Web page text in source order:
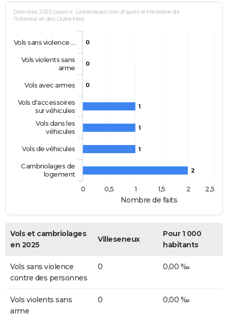
Nombre de faits
Données 2025 (source : Linternaute.com d'après le Ministère de
l'Intérieur et des Outre-Mer)
0
0
0
1
1
1
2
Vols sans violence …
Vols violents sans
arme
Vols avec armes
Vols d'accessoires
sur véhicules
Vols dans les
véhicules
Vols de véhicules
Cambriolages de
logement
0
0,5 1 1,5 2 2,5
Vols et cambriolages
en 2025
Villeseneux
Pour 1 000
habitants
Vols sans violence
contre des personnes
0 0,00 ‰
Vols violents sans
arme
0 0,00 ‰